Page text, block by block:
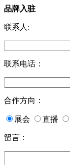
品牌入驻
联系人:
联系电话：
合作方向：
展会 直播
留言：